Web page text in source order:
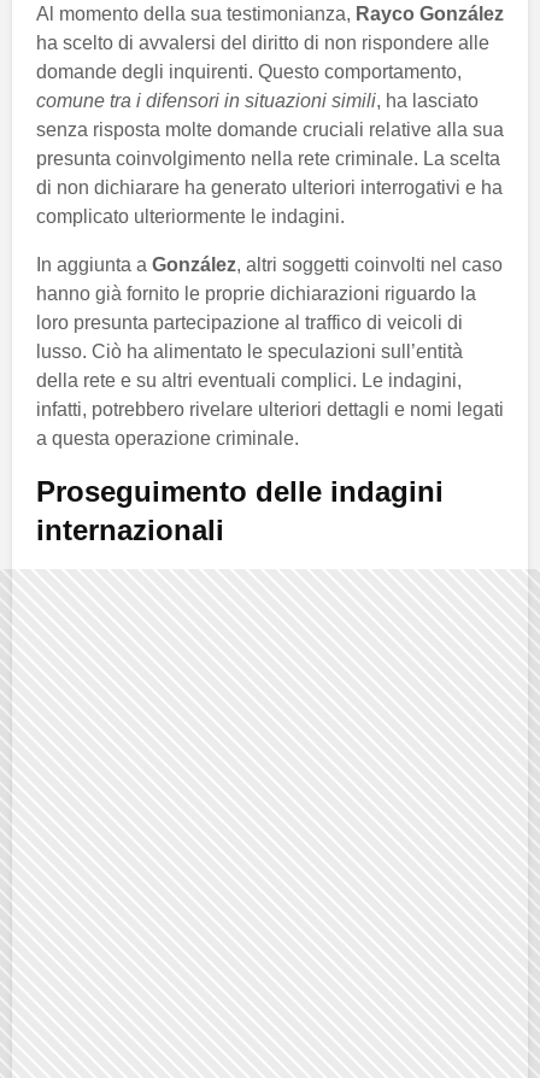
Al momento della sua testimonianza, Rayco González
ha scelto di avvalersi del diritto di non rispondere alle
domande degli inquirenti. Questo comportamento,
comune tra i difensori in situazioni simili, ha lasciato
senza risposta molte domande cruciali relative alla sua
presunta coinvolgimento nella rete criminale. La scelta
di non dichiarare ha generato ulteriori interrogativi e ha
complicato ulteriormente le indagini.
In aggiunta a González, altri soggetti coinvolti nel caso
hanno già fornito le proprie dichiarazioni riguardo la
loro presunta partecipazione al traffico di veicoli di
lusso. Ciò ha alimentato le speculazioni sull’entità
della rete e su altri eventuali complici. Le indagini,
infatti, potrebbero rivelare ulteriori dettagli e nomi legati
a questa operazione criminale.
Proseguimento delle indagini
internazionali